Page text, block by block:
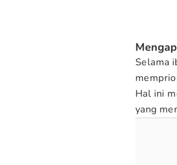
Selama
Hal ini
yang